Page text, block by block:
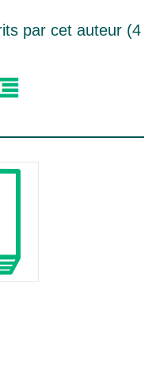
par cet auteur (4